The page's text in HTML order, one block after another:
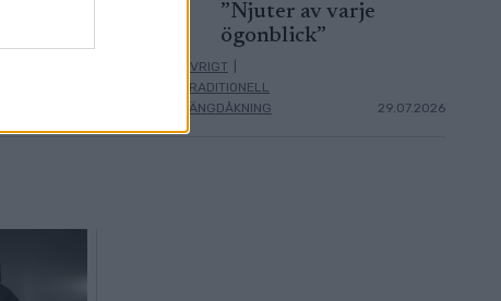
”Njuter av varje
ögonblick”
ÖVRIGT
TRADITIONELL
LÄNGDÅKNING
29.07.2026